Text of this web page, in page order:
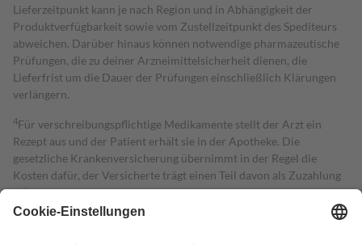
Lieferzeitpunkt kann je nach Region und in Abhängigkeit der
Produktverfügbarkeit sowie vom Zustellzeitpunkt des Spediteurs
abweichen. Darüber hinaus können notwendige pharmazeutische
Prüfungen, die zu deiner Arzneimittelsicherheit dienen, die
Lieferfrist um die Dauer der Prüfungen einschließlich Klärungen
verlängern.
4Für verschreibungspflichtige Medikamente stellt der Arzt ein
Rezept aus und der Patient erhält sie in der Apotheke. Die
gesetzliche Krankenversicherung übernimmt in der Regel die
Kosten dafür, der Versicherte trägt einen Teil davon als Zuzahlung
mit.
Grundsätzlich leisten Mitglieder Zuzahlungen in Höhe von zehn